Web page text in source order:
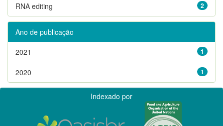
2
RNA editing
Ano de publicação
1
2021
1
2020
Indexado por